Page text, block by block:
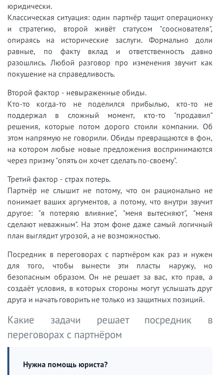
юридически.
Классическая ситуация: один партнёр тащит операционку
и стратегию, второй живёт статусом "сооснователя",
опираясь на исторические заслуги. Формально доли
равные, по факту вклад и ответственность давно
разошлись. Любой разговор про изменения звучит как
покушение на справедливость.
Второй фактор - невыраженные обиды.
Кто-то когда-то не поделился прибылью, кто-то не
поддержал в сложный момент, кто-то "продавил"
решения, которые потом дорого стоили компании. Об
этом напрямую не говорили. Обиды превращаются в фон,
на котором любые новые предложения воспринимаются
через призму "опять он хочет сделать по-своему".
Третий фактор - страх потерь.
Партнёр не слышит не потому, что он рационально не
понимает ваших аргументов, а потому, что внутри звучит
другое: "я потеряю влияние", "меня вытесняют", "меня
сделают неважным". На этом фоне даже самый логичный
план выглядит угрозой, а не возможностью.
Посредник в переговорах с партнёром как раз и нужен
для того, чтобы вынести эти пласты наружу, но
безопасным образом. Он не решает за вас, кто прав, а
создаёт условия, в которых стороны могут услышать друг
друга и начать говорить не только из защитных позиций.
Какие задачи решает посредник в
переговорах с партнёром
Нужна помощь юриста?